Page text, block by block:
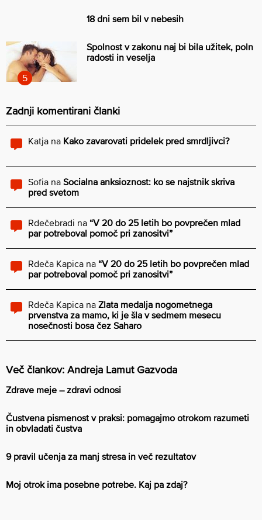
18 dni sem bil v nebesih
Spolnost v zakonu naj bi bila užitek, poln
radosti in veselja
Zadnji komentirani članki
Katja na Kako zavarovati pridelek pred smrdljivci?
Sofia na Socialna anksioznost: ko se najstnik skriva
pred svetom
Rdečebradi na “V 20 do 25 letih bo povprečen mlad
par potreboval pomoč pri zanositvi”
Rdeča Kapica na “V 20 do 25 letih bo povprečen mlad
par potreboval pomoč pri zanositvi”
Rdeča Kapica na Zlata medalja nogometnega
prvenstva za mamo, ki je šla v sedmem mesecu
nosečnosti bosa čez Saharo
Več člankov: Andreja Lamut Gazvoda
Zdrave meje – zdravi odnosi
Čustvena pismenost v praksi: pomagajmo otrokom razumeti
in obvladati čustva
9 pravil učenja za manj stresa in več rezultatov
Moj otrok ima posebne potrebe. Kaj pa zdaj?